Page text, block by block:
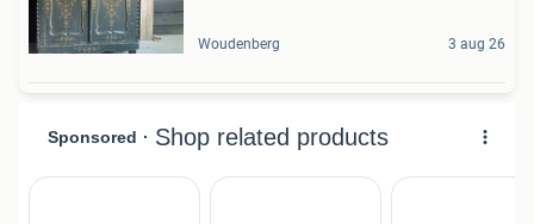
Woudenberg 3 aug 26